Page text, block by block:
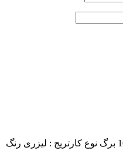
نوع کارتریج : لیزری رنگ